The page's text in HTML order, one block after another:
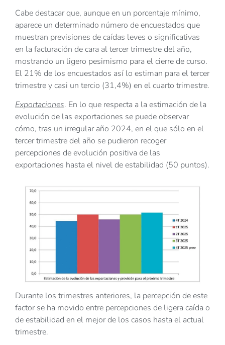
Cabe destacar que, aunque en un porcentaje mínimo,
aparece un determinado número de encuestados que
muestran previsiones de caídas leves o significativas
en la facturación de cara al tercer trimestre del año,
mostrando un ligero pesimismo para el cierre de curso.
El 21% de los encuestados así lo estiman para el tercer
trimestre y casi un tercio (31,4%) en el cuarto trimestre.
Exportaciones. En lo que respecta a la estimación de la
evolución de las exportaciones se puede observar
cómo, tras un irregular año 2024, en el que sólo en el
tercer trimestre del año se pudieron recoger
percepciones de evolución positiva de las
exportaciones hasta el nivel de estabilidad (50 puntos).
Durante los trimestres anteriores, la percepción de este
factor se ha movido entre percepciones de ligera caída o
de estabilidad en el mejor de los casos hasta el actual
trimestre.